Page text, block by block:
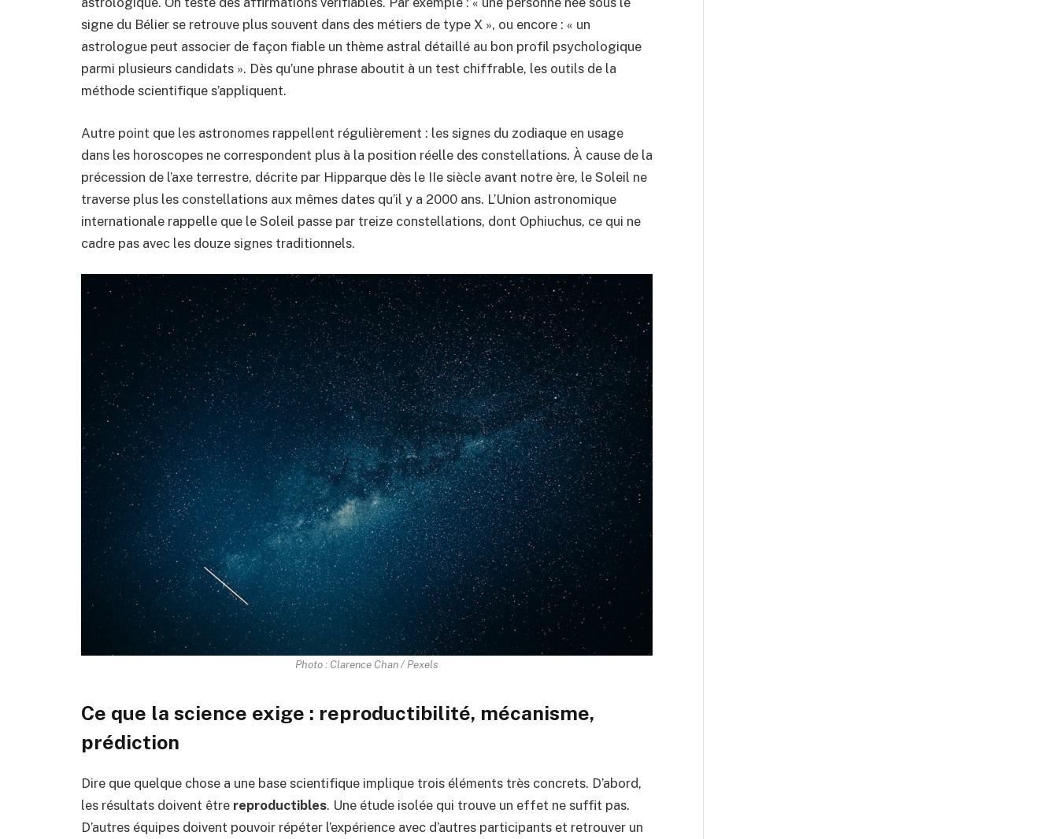
signe du Bélier se retrouve plus souvent dans des métiers de type X », ou encore : « un
astrologue peut associer de façon fiable un thème astral détaillé au bon profil psychologique
parmi plusieurs candidats ». Dès qu’une phrase aboutit à un test chiffrable, les outils de la
méthode scientifique s’appliquent.
Autre point que les astronomes rappellent régulièrement : les signes du zodiaque en usage
dans les horoscopes ne correspondent plus à la position réelle des constellations. À cause de la
précession de l’axe terrestre, décrite par Hipparque dès le IIe siècle avant notre ère, le Soleil ne
traverse plus les constellations aux mêmes dates qu’il y a 2000 ans. L’Union astronomique
internationale rappelle que le Soleil passe par treize constellations, dont Ophiuchus, ce qui ne
cadre pas avec les douze signes traditionnels.
Photo : Clarence Chan / Pexels
Ce que la science exige : reproductibilité, mécanisme,
prédiction
Dire que quelque chose a une base scientifique implique trois éléments très concrets. D’abord,
les résultats doivent être reproductibles. Une étude isolée qui trouve un effet ne suffit pas.
D’autres équipes doivent pouvoir répéter l’expérience avec d’autres participants et retrouver un